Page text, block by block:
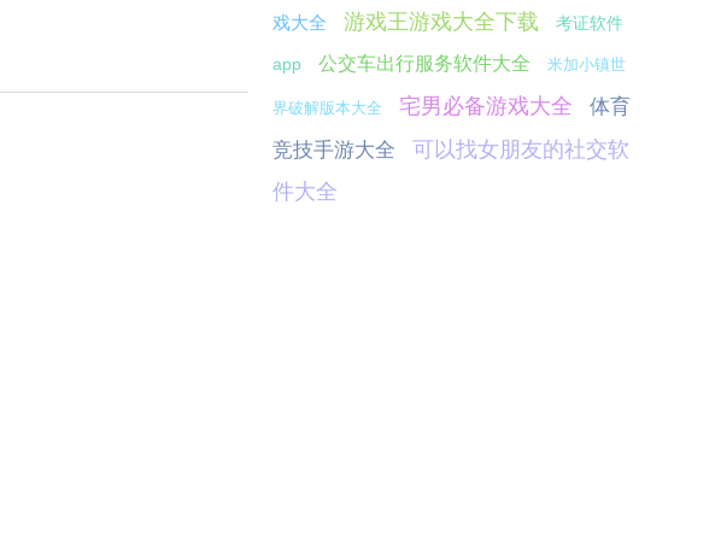
戏大全 游戏王游戏大全下载 考证软件
app 公交车出行服务软件大全 米加小镇世
界破解版本大全 宅男必备游戏大全
体育
竞技手游大全
可以找女朋友的社交软
件大全